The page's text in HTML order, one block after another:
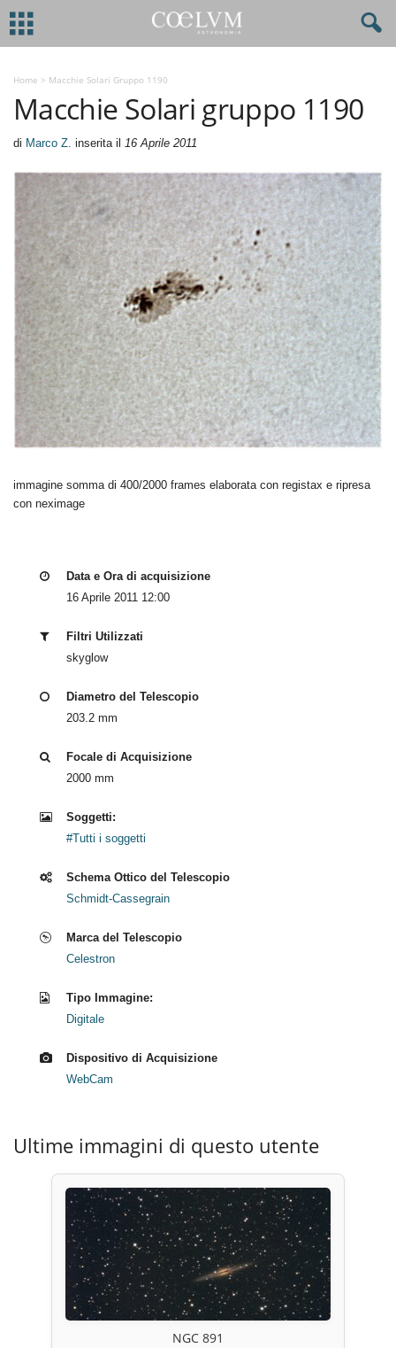
Home > Macchie Solari Gruppo 1190
Macchie Solari gruppo 1190
di Marco Z. inserita il 16 Aprile 2011
immagine somma di 400/2000 frames elaborata con registax e ripresa
con neximage
Data e Ora di acquisizione
16 Aprile 2011 12:00
Filtri Utilizzati
skyglow
Diametro del Telescopio
203.2 mm
Focale di Acquisizione
2000 mm
Soggetti:
#Tutti i soggetti
Schema Ottico del Telescopio
Schmidt-Cassegrain
Marca del Telescopio
Celestron
Tipo Immagine:
Digitale
Dispositivo di Acquisizione
WebCam
Ultime immagini di questo utente
NGC 891